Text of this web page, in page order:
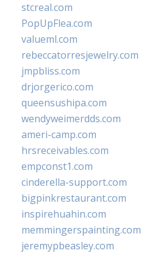
stcreal.com
PopUpFlea.com
valueml.com
rebeccatorresjewelry.com
jmpbliss.com
drjorgerico.com
queensushipa.com
wendyweimerdds.com
ameri-camp.com
hrsreceivables.com
empconst1.com
cinderella-support.com
bigpinkrestaurant.com
inspirehuahin.com
memmingerspainting.com
jeremypbeasley.com